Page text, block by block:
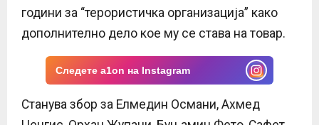
години за “терористичка организација” како
дополнително дело кое му се става на товар.
Следете a1on на Instagram
Станува збор за Елмедин Османи, Ахмед